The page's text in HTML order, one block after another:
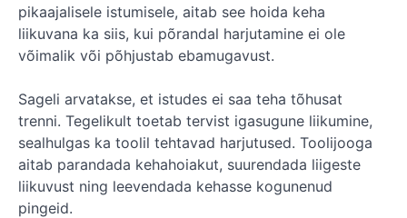
Koolitaja
pikaajalisele istumisele, aitab see hoida keha
liikuvana ka siis, kui põrandal harjutamine ei ole
võimalik või põhjustab ebamugavust.
Sageli arvatakse, et istudes ei saa teha tõhusat
trenni. Tegelikult toetab tervist igasugune liikumine,
sealhulgas ka toolil tehtavad harjutused. Toolijooga
aitab parandada kehahoiakut, suurendada liigeste
liikuvust ning leevendada kehasse kogunenud
pingeid.